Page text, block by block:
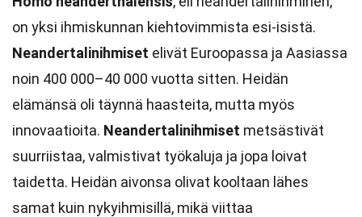
on yksi ihmiskunnan kiehtovimmista esi-isistä.
Neandertalinihmiset elivät Euroopassa ja Aasiassa
noin 400 000–40 000 vuotta sitten. Heidän
elämänsä oli täynnä haasteita, mutta myös
innovaatioita. Neandertalinihmiset metsästivät
suurriistaa, valmistivat työkaluja ja jopa loivat
taidetta. Heidän aivonsa olivat kooltaan lähes
samat kuin nykyihmisillä, mikä viittaa